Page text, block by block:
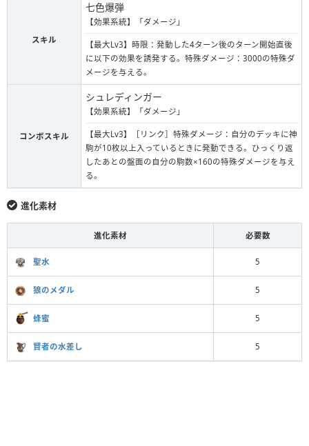
スキル
七色爆弾
【効果系統】「ダメージ」
【最大Lv3】時限：発動した4ターン後のターン開始直後
に以下の効果を誘発する。特殊ダメージ：3000の特殊ダ
メージを与える。
コンボスキル
シュレディンガー
【効果系統】「ダメージ」
【最大Lv3】［リンク］特殊ダメージ：自分のデッキに神
駒が10枚以上入っているときに発動できる。ひっくり返
したあとの盤面の自分の駒数×160の特殊ダメージを与え
る。
進化素材
進化素材 必要数
聖水 5
狼のメダル 5
蜂蜜 5
賢者の水差し 5